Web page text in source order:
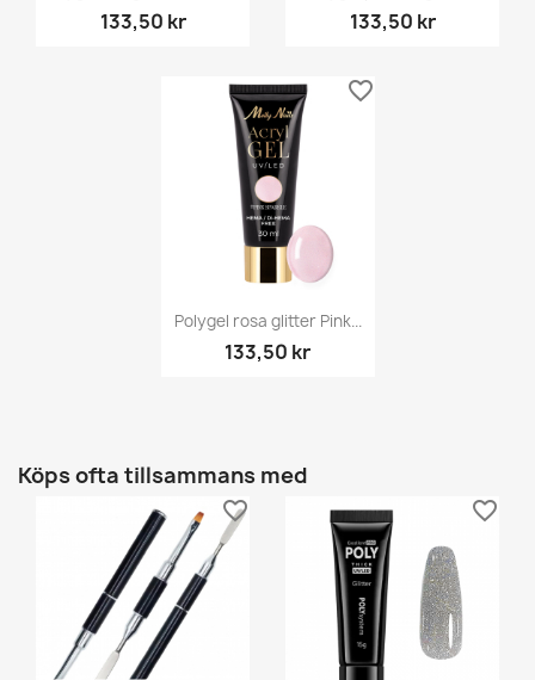
133,50 kr 133,50 kr
Polygel rosa glitter Pink...
133,50 kr
favorite_border
Köps ofta tillsammans med
favorite_border favorite_border